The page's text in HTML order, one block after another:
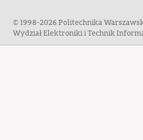
© 1998-2026 Politechnika
Wydział Elektroniki i Technik